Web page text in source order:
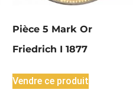
Pièce 5 Mark Or
Friedrich I 1877
Vendre ce produit